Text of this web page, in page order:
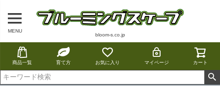
MENU
bloom-s.co.jp
商品一覧 育て方 お気に入り マイページ カート